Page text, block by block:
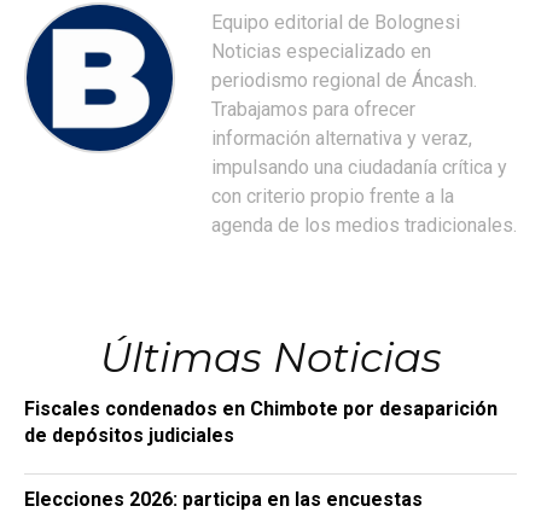
Equipo editorial de Bolognesi
Noticias especializado en
periodismo regional de Áncash.
Trabajamos para ofrecer
información alternativa y veraz,
impulsando una ciudadanía crítica y
con criterio propio frente a la
agenda de los medios tradicionales.
Últimas Noticias
Fiscales condenados en Chimbote por desaparición
de depósitos judiciales
Elecciones 2026: participa en las encuestas